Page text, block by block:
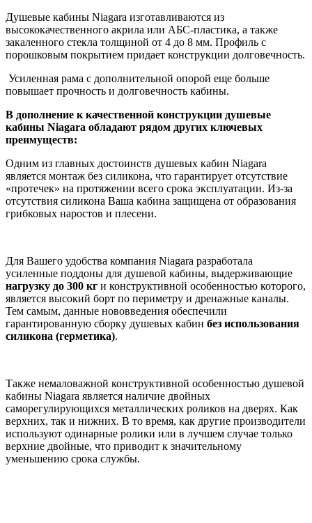
Душевые кабины Niagara изготавливаются из
высококачественного акрила или АБС-пластика, а также
закаленного стекла толщиной от 4 до 8 мм. Профиль с
порошковым покрытием придает конструкции долговечность.
Усиленная рама с дополнительной опорой еще больше
повышает прочность и долговечность кабины.
В дополнение к качественной конструкции душевые
кабины Niagara обладают рядом других ключевых
преимуществ:
Одним из главных достоинств душевых кабин Niagara
является монтаж без силикона, что гарантирует отсутствие
«протечек» на протяжении всего срока эксплуатации. Из-за
отсутствия силикона Ваша кабина защищена от образования
грибковых наростов и плесени.
Для Вашего удобства компания Niagara разработала
усиленные поддоны для душевой кабины, выдерживающие
нагрузку до 300 кг и конструктивной особенностью которого,
является высокий борт по периметру и дренажные каналы.
Тем самым, данные нововведения обеспечили
гарантированную сборку душевых кабин без использования
силикона (герметика).
Также немаловажной конструктивной особенностью душевой
кабины Niagara является наличие двойных
саморегулирующихся металлических роликов на дверях. Как
верхних, так и нижних. В то время, как другие производители
используют одинарные ролики или в лучшем случае только
верхние двойные, что приводит к значительному
уменьшению срока службы.